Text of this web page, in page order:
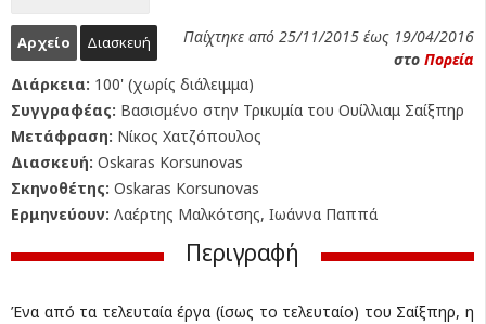
Αρχείο Διασκευή
Παίχτηκε από 25/11/2015 έως 19/04/2016
στο Πορεία
Διάρκεια: 100' (χωρίς διάλειμμα)
Συγγραφέας: Βασισμένο στην Τρικυμία του Ουίλλιαμ Σαίξπηρ
Μετάφραση: Νίκος Χατζόπουλος
Διασκευή: Oskaras Korsunovas
Σκηνοθέτης: Oskaras Korsunovas
Ερμηνεύουν: Λαέρτης Μαλκότσης, Ιωάννα Παππά
Περιγραφή
Ένα από τα τελευταία έργα (ίσως το τελευταίο) του Σαίξπηρ, η